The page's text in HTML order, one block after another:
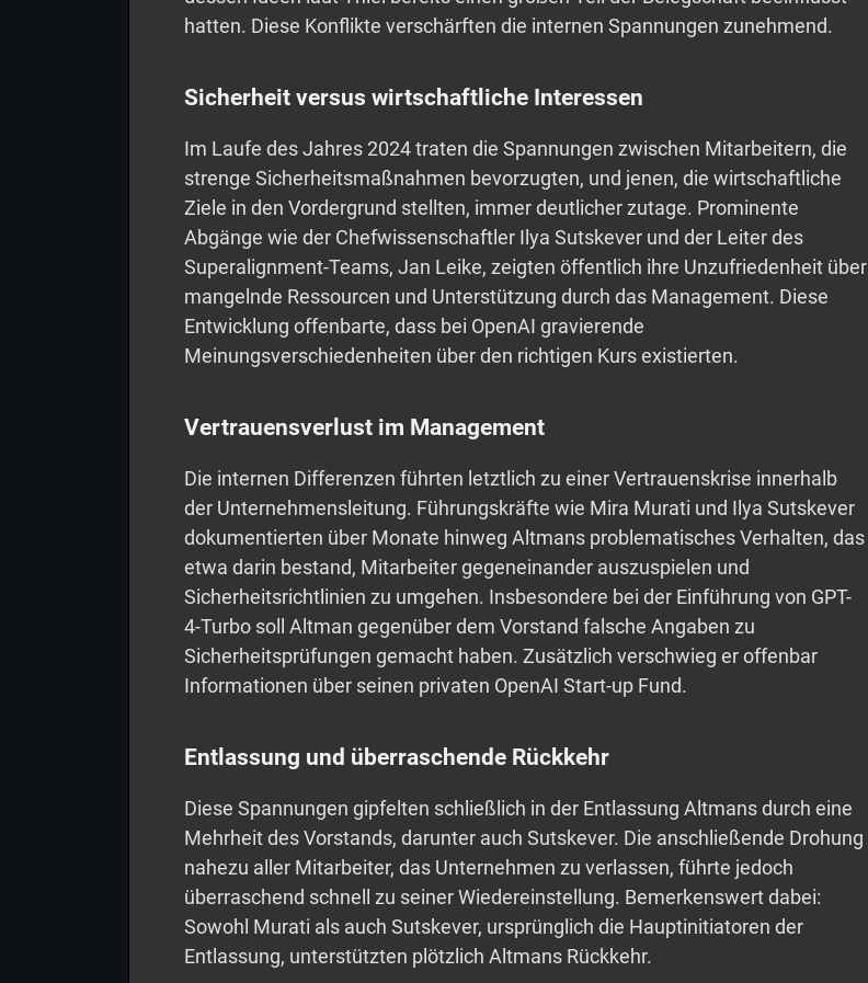
hatten. Diese Konflikte verschärften die internen Spannungen zunehmend.
Sicherheit versus wirtschaftliche Interessen
Im Laufe des Jahres 2024 traten die Spannungen zwischen Mitarbeitern, die
strenge Sicherheitsmaßnahmen bevorzugten, und jenen, die wirtschaftliche
Ziele in den Vordergrund stellten, immer deutlicher zutage. Prominente
Abgänge wie der Chefwissenschaftler Ilya Sutskever und der Leiter des
Superalignment-Teams, Jan Leike, zeigten öffentlich ihre Unzufriedenheit über
mangelnde Ressourcen und Unterstützung durch das Management. Diese
Entwicklung offenbarte, dass bei OpenAI gravierende
Meinungsverschiedenheiten über den richtigen Kurs existierten.
Vertrauensverlust im Management
Die internen Differenzen führten letztlich zu einer Vertrauenskrise innerhalb
der Unternehmensleitung. Führungskräfte wie Mira Murati und Ilya Sutskever
dokumentierten über Monate hinweg Altmans problematisches Verhalten, das
etwa darin bestand, Mitarbeiter gegeneinander auszuspielen und
Sicherheitsrichtlinien zu umgehen. Insbesondere bei der Einführung von GPT-
4-Turbo soll Altman gegenüber dem Vorstand falsche Angaben zu
Sicherheitsprüfungen gemacht haben. Zusätzlich verschwieg er offenbar
Informationen über seinen privaten OpenAI Start-up Fund.
Entlassung und überraschende Rückkehr
Diese Spannungen gipfelten schließlich in der Entlassung Altmans durch eine
Mehrheit des Vorstands, darunter auch Sutskever. Die anschließende Drohung
nahezu aller Mitarbeiter, das Unternehmen zu verlassen, führte jedoch
überraschend schnell zu seiner Wiedereinstellung. Bemerkenswert dabei:
Sowohl Murati als auch Sutskever, ursprünglich die Hauptinitiatoren der
Entlassung, unterstützten plötzlich Altmans Rückkehr.